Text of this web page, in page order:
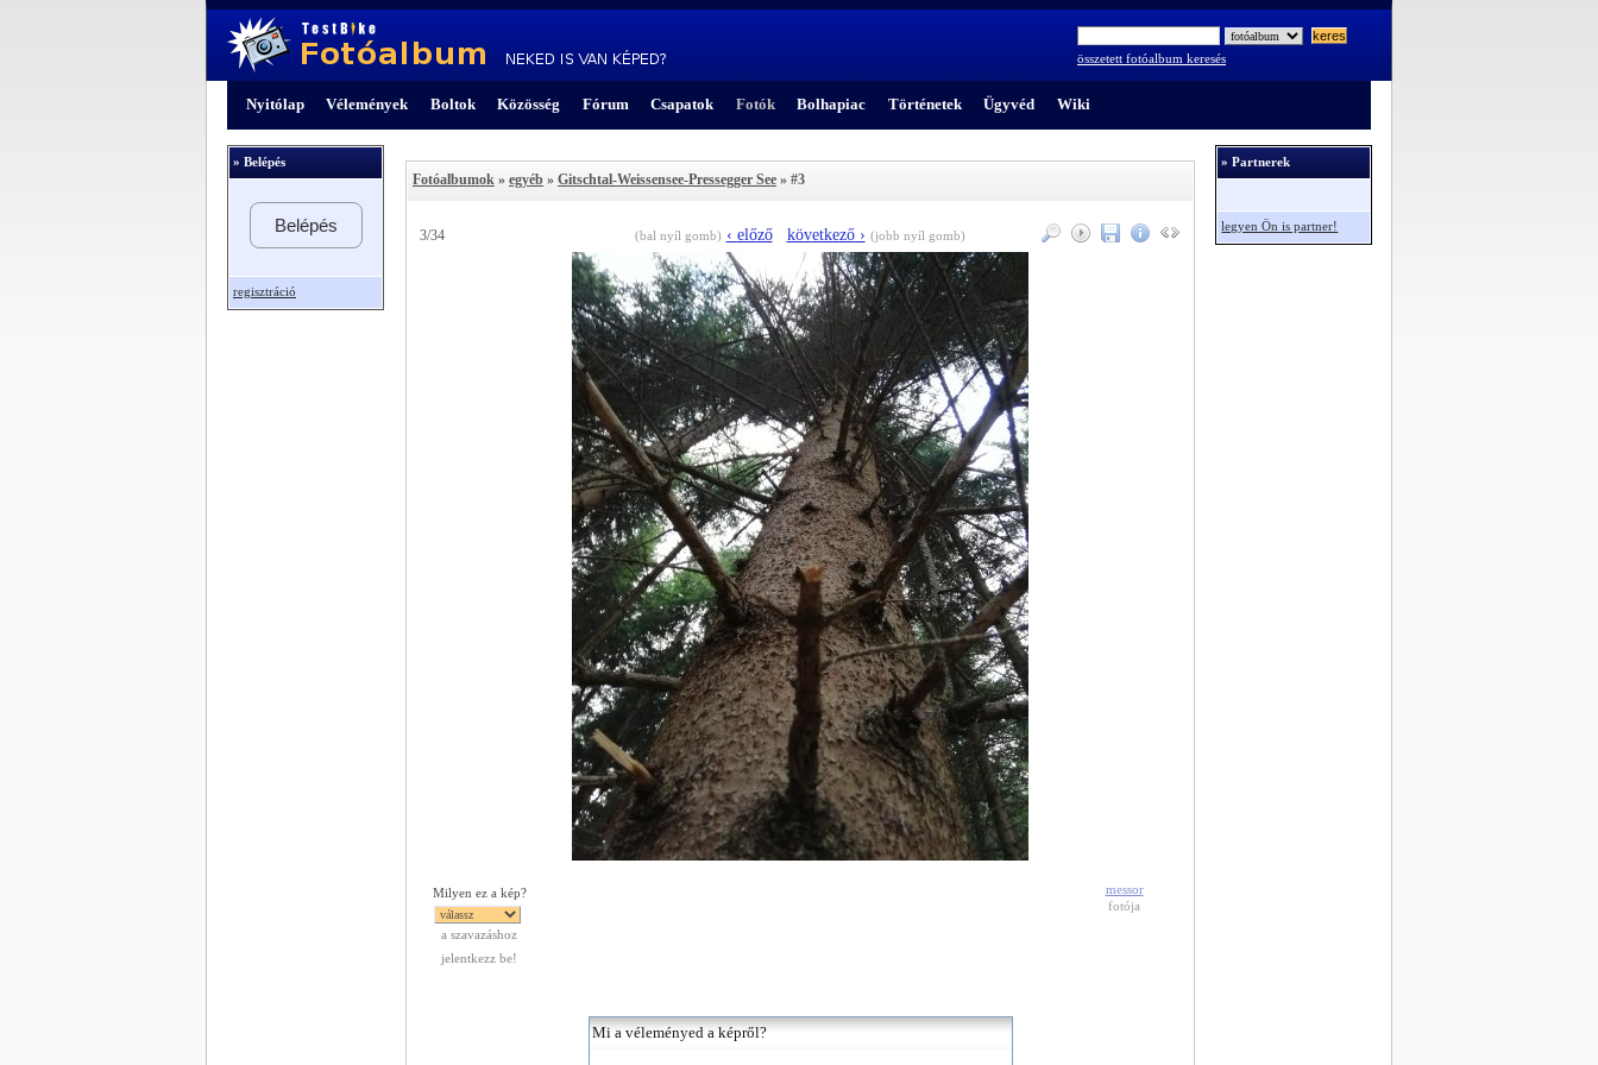
összetett fotóalbum keresés
Nyitólap Vélemények Boltok Közösség Fórum Csapatok Fotók Bolhapiac Történetek Ügyvéd Wiki
» Belépés
Belépés
regisztráció
Fotóalbumok » egyéb » Gitschtal-Weissensee-Pressegger See » #3
3/34 (bal nyíl gomb) ‹ előző következő › (jobb nyíl gomb)
Milyen ez a kép?
a szavazáshoz
jelentkezz be!
messor
fotója
» Partnerek
legyen Ön is partner!